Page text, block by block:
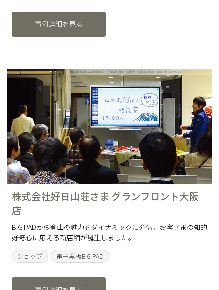
事例詳細を見る
株式会社好日山荘さま グランフロント大阪
店
BIG PADから登山の魅力をダイナミックに発信。お客さまの知的
好奇心に応える新店舗が誕生しました。
ショップ 電子黒板BIG PAD